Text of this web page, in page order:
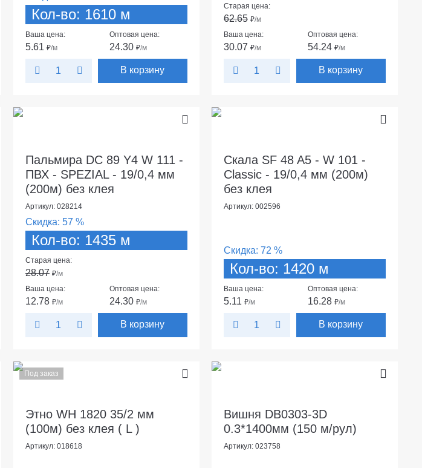
Кол-во: 1610 м
Ваша цена:
5.61 ₽/м
Оптовая цена:
24.30 ₽/м
В корзину
Старая цена:
62.65 ₽/м
Ваша цена:
30.07 ₽/м
Оптовая цена:
54.24 ₽/м
В корзину
Пальмира DC 89 Y4 W 111 -
ПВХ - SPEZIAL - 19/0,4 мм
(200м) без клея
Артикул: 028214
Скидка: 57 %
Кол-во: 1435 м
Старая цена:
28.07 ₽/м
Ваша цена:
12.78 ₽/м
Оптовая цена:
24.30 ₽/м
В корзину
Скала SF 48 A5 - W 101 -
Classic - 19/0,4 мм (200м)
без клея
Артикул: 002596
Скидка: 72 %
Кол-во: 1420 м
Ваша цена:
5.11 ₽/м
Оптовая цена:
16.28 ₽/м
В корзину
Под заказ
Этно WH 1820 35/2 мм
(100м) без клея ( L )
Артикул: 018618
Вишня DB0303-3D
0.3*1400мм (150 м/рул)
Артикул: 023758